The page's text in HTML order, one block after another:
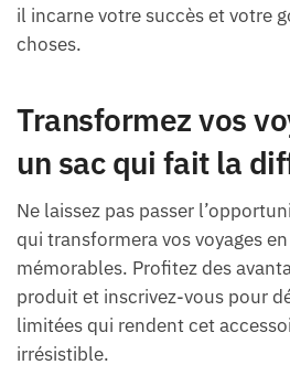
il incarne votre succès et votre
choses.
Transformez vos
un sac qui fait la
Ne laissez pas passer
qui transformera vos voyages
mémorables. Profitez des
produit et inscrivez-vous pour
limitées qui rendent cet
irrésistible.